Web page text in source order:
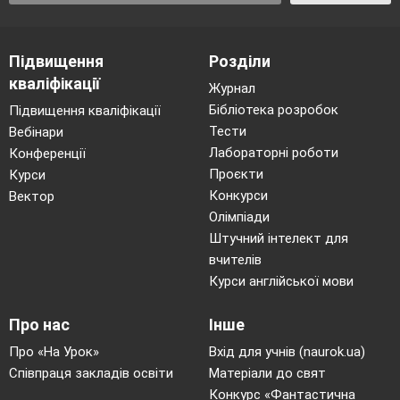
Підвищення
кваліфікації
Підвищення кваліфікації
Вебінари
Конференції
Курси
Вектор
Розділи
Журнал
Бібліотека розробок
Тести
Лабораторні роботи
Проєкти
Конкурси
Олімпіади
Штучний інтелект для
вчителів
Курси англійської мови
Про нас
Про «На Урок»
Співпраця закладів освіти
Інше
Вхід для учнів (naurok.ua)
Матеріали до свят
Конкурс «Фантастична